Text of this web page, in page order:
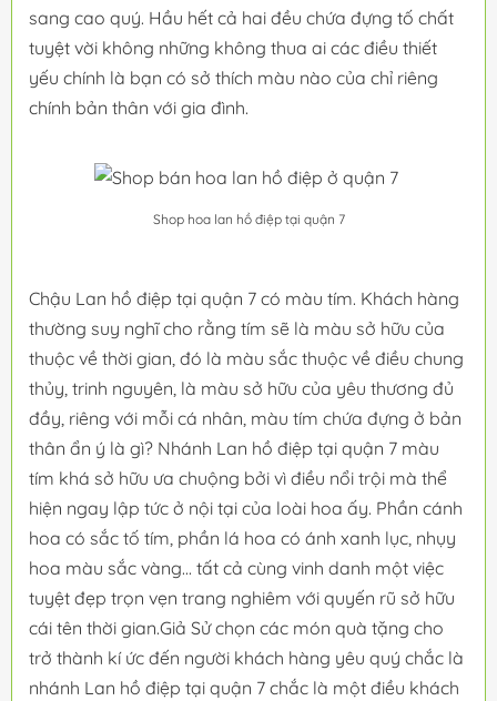
sang cao quý. Hầu hết cả hai đều chứa đựng tố chất
tuyệt vời không những không thua ai các điều thiết
yếu chính là bạn có sở thích màu nào của chỉ riêng
chính bản thân với gia đình.
Shop hoa lan hồ điệp tại quận 7
Chậu Lan hồ điệp tại quận 7 có màu tím. Khách hàng
thường suy nghĩ cho rằng tím sẽ là màu sở hữu của
thuộc về thời gian, đó là màu sắc thuộc về điều chung
thủy, trinh nguyên, là màu sở hữu của yêu thương đủ
đầy, riêng với mỗi cá nhân, màu tím chứa đựng ở bản
thân ẩn ý là gì? Nhánh Lan hồ điệp tại quận 7 màu
tím khá sở hữu ưa chuộng bởi vì điều nổi trội mà thể
hiện ngay lập tức ở nội tại của loài hoa ấy. Phần cánh
hoa có sắc tố tím, phần lá hoa có ánh xanh lục, nhụy
hoa màu sắc vàng... tất cả cùng vinh danh một việc
tuyệt đẹp trọn vẹn trang nghiêm với quyến rũ sở hữu
cái tên thời gian.Giả Sử chọn các món quà tặng cho
trở thành kí ức đến người khách hàng yêu quý chắc là
nhánh Lan hồ điệp tại quận 7 chắc là một điều khách